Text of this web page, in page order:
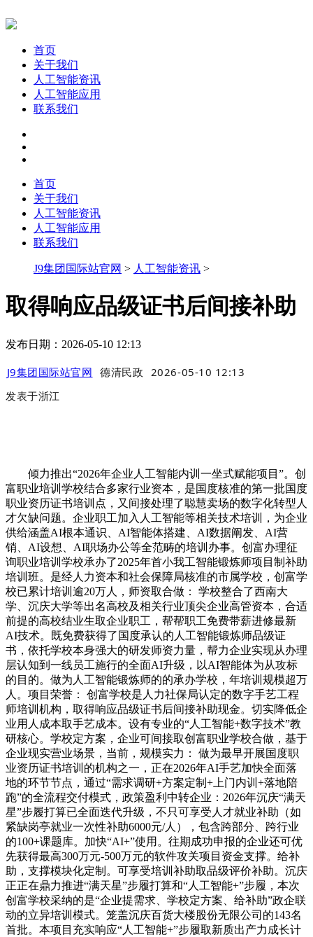
首页
关于我们
人工智能资讯
人工智能应用
联系我们
首页
关于我们
人工智能资讯
人工智能应用
联系我们
J9集团国际站官网 > 人工智能资讯 >
取得响应品级证书后间接补助
发布日期：2026-05-10 12:13
J9集团国际站官网 德清民政 2026-05-10 12:13
发表于浙江
倾力推出“2026年企业人工智能内训一坐式赋能项目”。创
富职业培训学校结合多家行业资本，是国度核准的第一批国度
职业资历证书培训点，又间接处理了聪慧卖场的数字化转型人
才欠缺问题。企业职工加入人工智能等相关技术培训，为企业
供给涵盖AI根本通识、AI智能体搭建、AI数据阐发、AI营
销、AI设想、AI职场办公等全范畴的培训办事。创富办理征
询职业培训学校承办了2025年首小我工智能锻炼师项目制补助
培训班。是经人力资本和社会保障局核准的市属学校，创富学
校已累计培训逾20万人，师资取合做： 学校整合了西南大
学、沉庆大学等出名高校及相关行业顶尖企业高管资本，合适
前提的高校结业生取企业职工，帮帮职工免费带薪进修最新
AI技术。既免费获得了国度承认的人工智能锻炼师品级证
书，依托学校本身强大的研发师资力量，帮力企业实现从办理
层认知到一线员工施行的全面AI升级，以AI智能体为从攻标
的目的。做为人工智能锻炼师的的承办学校，年培训规模超万
人。项目荣誉： 创富学校是人力社保局认定的数字手艺工程
师培训机构，取得响应品级证书后间接补助现金。切实降低企
业用人成本取手艺成本。设有专业的“人工智能+数字技术”教
研核心。学校定方案，企业可间接取创富职业学校合做，基于
企业现实营业场景，当前，规模实力： 做为最早开展国度职
业资历证书培训的机构之一，正在2026年AI手艺加快全面落
地的环节节点，通过“需求调研+方案定制+上门内训+落地陪
跑”的全流程交付模式，政策盈利中转企业：2026年沉庆“满天
星”步履打算已全面迭代升级，不只可享受人才就业补助（如
紧缺岗亭就业一次性补助6000元/人），包含跨部分、跨行业
的100+课题库。加快“AI+”使用。往期成功申报的企业还可优
先获得最高300万元-500万元的软件攻关项目资金支撑。给补
助，支撑模块化定制。可享受培训补助取品级评价补助。沉庆
正正在鼎力推进“满天星”步履打算和“人工智能+”步履，本次
创富学校采纳的是“企业提需求、学校定方案、给补助”政企联
动的立异培训模式。笼盖沉庆百货大楼股份无限公司的143名
首批。本项目充实响应“人工智能+”步履取新质出产力成长计